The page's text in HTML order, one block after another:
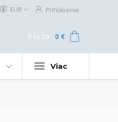
EUR Prihlásenie
0 ks za 0 €
Viac